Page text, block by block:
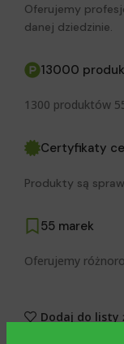
Oferujemy
danej dziedzinie.
13000
1300 produktów
Certyfikaty
Produkty są
55 marek
Oferujemy
Dodaj do listy